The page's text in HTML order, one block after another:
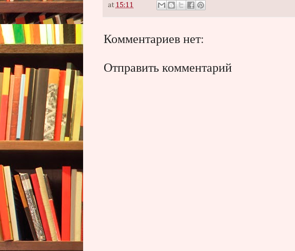
at 15:11
Комментариев нет:
Отправить комментарий